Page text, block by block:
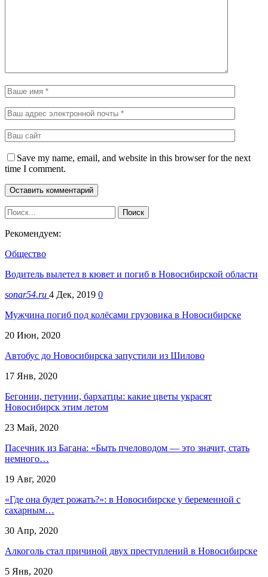
Save my name, email, and website in this browser for the next
time I comment.
Рекомендуем:
Общество
Водитель вылетел в кювет и погиб в Новосибирской области
sonar54.ru 4 Дек, 2019 0
Мужчина погиб под колёсами грузовика в Новосибирске
20 Июн, 2020
Автобус до Новосибирска запустили из Шилово
17 Янв, 2020
Бегонии, петунии, бархатцы: какие цветы украсят
Новосибирск этим летом
23 Май, 2020
Пасечник из Багана: «Быть пчеловодом — это значит, стать
немного…
19 Авг, 2020
«Где она будет рожать?»: в Новосибирске у беременной с
сахарным…
30 Апр, 2020
Алкоголь стал причиной двух преступлений в Новосибирске
5 Янв, 2020